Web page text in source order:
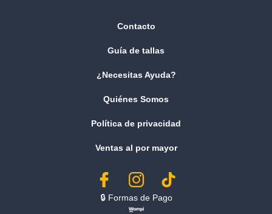
Contacto
Guía de tallas
¿Necesitas Ayuda?
Quiénes Somos
Política de privacidad
Ventas al por mayor
🔒︎ Formas de Pago